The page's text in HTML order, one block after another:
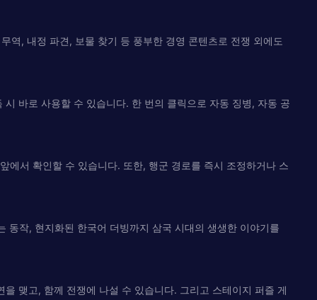
역, 내정 파견, 보물 찾기 등 풍부한 경영 콘텐츠로 전쟁 외에도
바로 사용할 수 있습니다. 한 번의 클릭으로 자동 징병, 자동 공
에서 확인할 수 있습니다. 또한, 행군 경로를 즉시 조정하거나 스
작, 현지화된 한국어 더빙까지 삼국 시대의 생생한 이야기를
맺고, 함께 전쟁에 나설 수 있습니다. 그리고 스테이지 퍼즐 게